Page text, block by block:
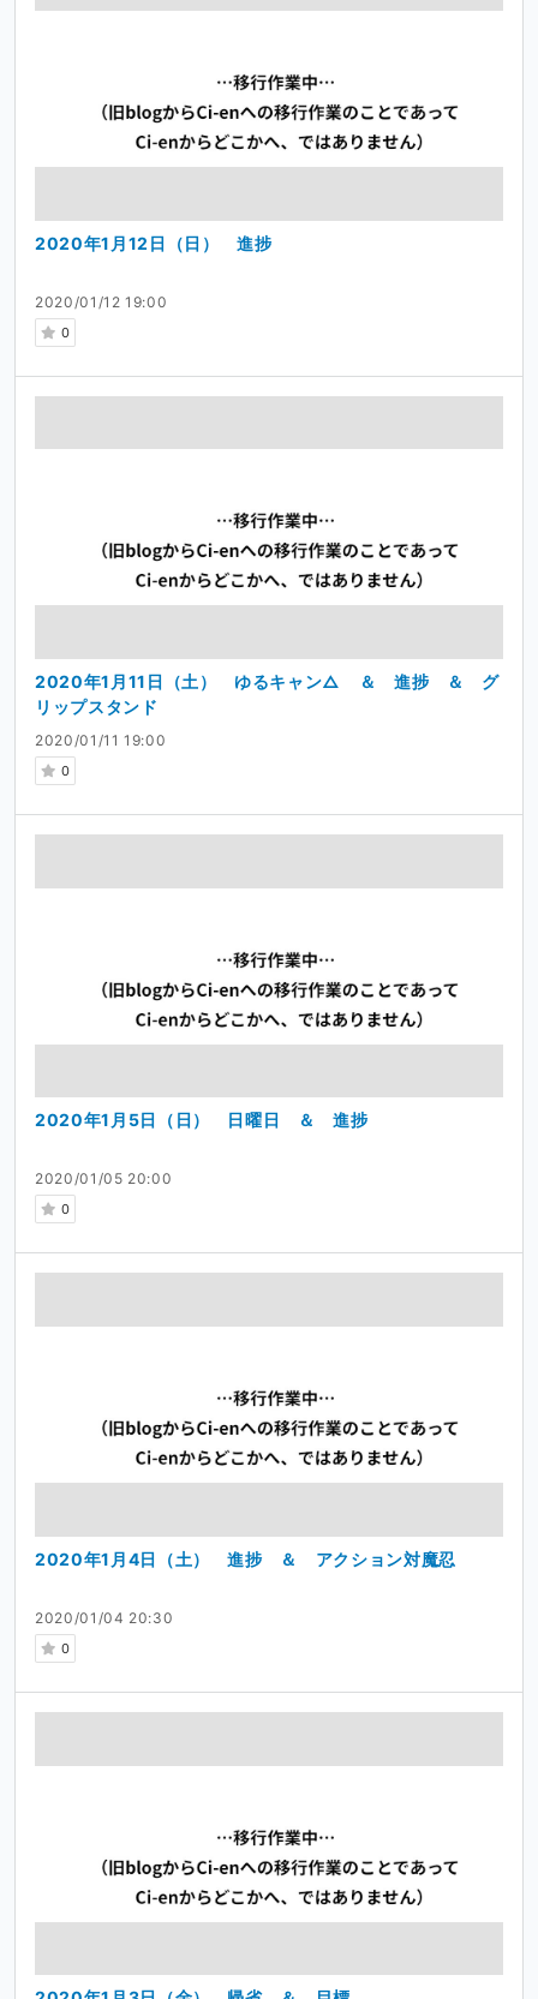
2020/01/12 19:00
0
2020年1月12日（日） 進捗
2020/01/11 19:00
0
2020年1月11日（土） ゆるキャン△ ＆ 進捗 ＆ グ
リップスタンド
2020/01/05 20:00
0
2020年1月5日（日） 日曜日 ＆ 進捗
2020/01/04 20:30
0
2020年1月4日（土） 進捗 ＆ アクション対魔忍